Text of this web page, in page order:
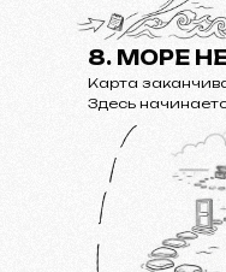
Карта
Здесь
8. МОРЕ